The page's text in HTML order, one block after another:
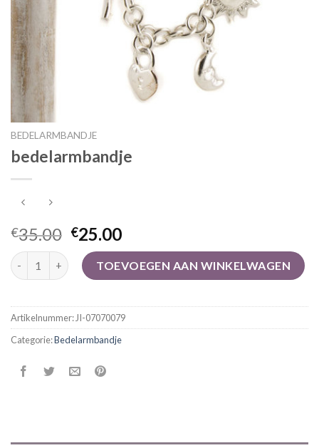
BEDELARMBANDJE
bedelarmbandje
€35.00 €25.00
bedelarmbandje aantalTOEVOEGEN AAN WINKELWAGEN
Artikelnummer: JI-07070079
Categorie:Bedelarmbandje